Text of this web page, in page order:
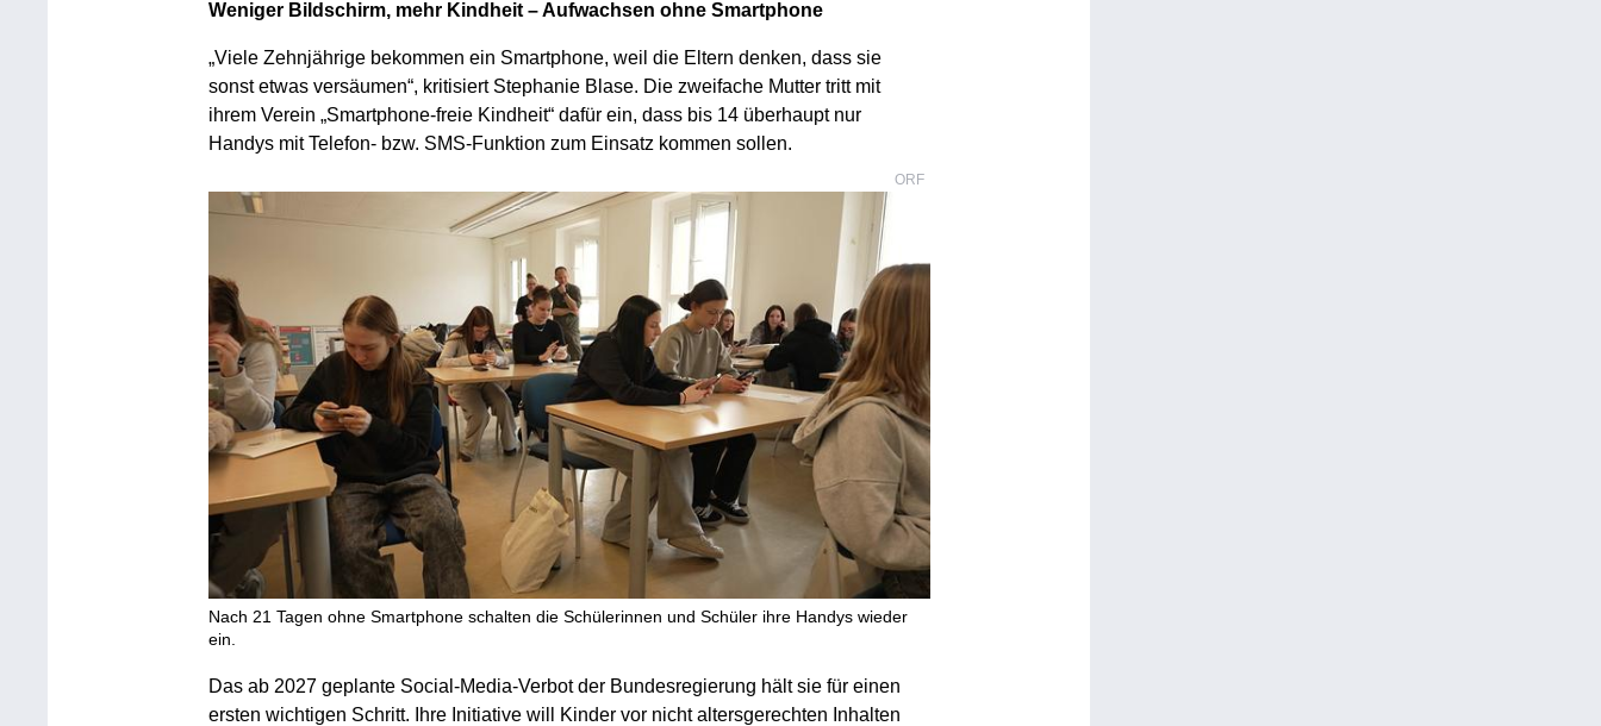
Weniger Bildschirm, mehr Kindheit – Aufwachsen ohne Smartphone
„Viele Zehnjährige bekommen ein Smartphone, weil die Eltern denken, dass sie
sonst etwas versäumen“, kritisiert Stephanie Blase. Die zweifache Mutter tritt mit
ihrem Verein „Smartphone-freie Kindheit“ dafür ein, dass bis 14 überhaupt nur
Handys mit Telefon- bzw. SMS-Funktion zum Einsatz kommen sollen.
ORF
Nach 21 Tagen ohne Smartphone schalten die Schülerinnen und Schüler ihre Handys wieder
ein.
Das ab 2027 geplante Social-Media-Verbot der Bundesregierung hält sie für einen
ersten wichtigen Schritt. Ihre Initiative will Kinder vor nicht altersgerechten Inhalten